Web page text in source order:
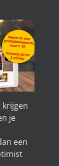
krijgen
je
een